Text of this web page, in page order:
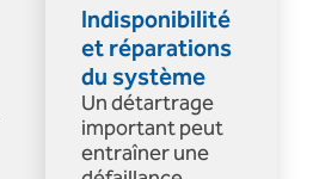
Indisponibilité
et réparations
du système
Un détartrage
important peut
entraîner une